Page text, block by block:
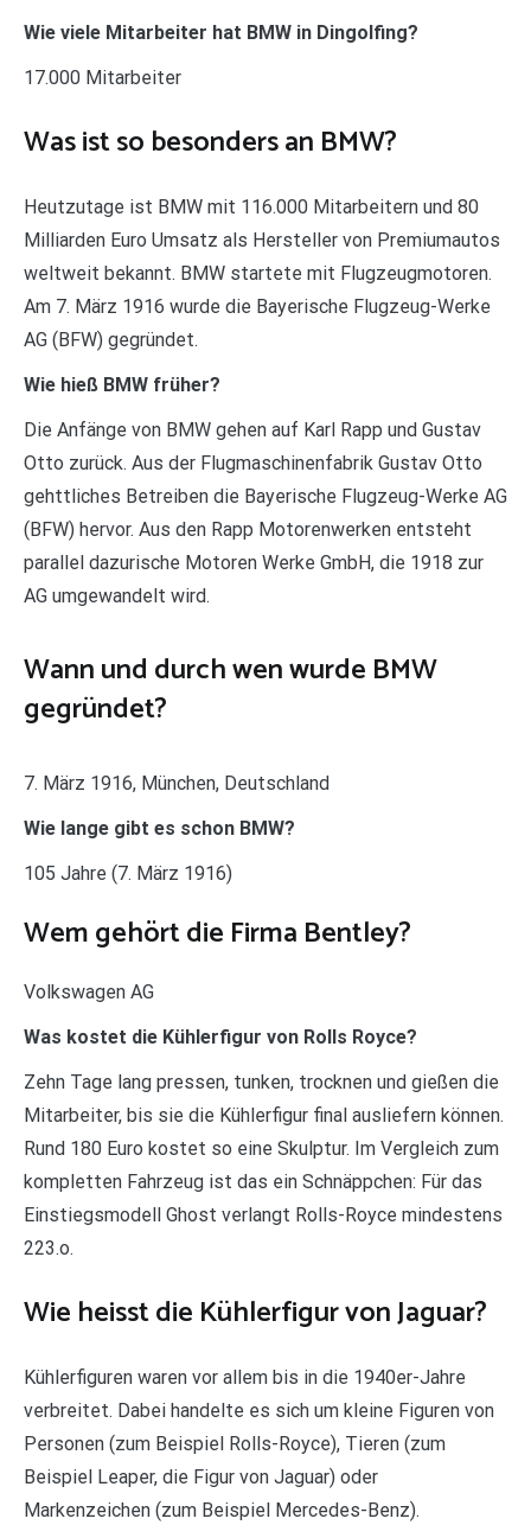
Wie viele Mitarbeiter hat BMW in Dingolfing?
17.000 Mitarbeiter
Was ist so besonders an BMW?
Heutzutage ist BMW mit 116.000 Mitarbeitern und 80
Milliarden Euro Umsatz als Hersteller von Premiumautos
weltweit bekannt. BMW startete mit Flugzeugmotoren.
Am 7. März 1916 wurde die Bayerische Flugzeug-Werke
AG (BFW) gegründet.
Wie hieß BMW früher?
Die Anfänge von BMW gehen auf Karl Rapp und Gustav
Otto zurück. Aus der Flugmaschinenfabrik Gustav Otto
gehttliches Betreiben die Bayerische Flugzeug-Werke AG
(BFW) hervor. Aus den Rapp Motorenwerken entsteht
parallel dazurische Motoren Werke GmbH, die 1918 zur
AG umgewandelt wird.
Wann und durch wen wurde BMW
gegründet?
7. März 1916, München, Deutschland
Wie lange gibt es schon BMW?
105 Jahre (7. März 1916)
Wem gehört die Firma Bentley?
Volkswagen AG
Was kostet die Kühlerfigur von Rolls Royce?
Zehn Tage lang pressen, tunken, trocknen und gießen die
Mitarbeiter, bis sie die Kühlerfigur final ausliefern können.
Rund 180 Euro kostet so eine Skulptur. Im Vergleich zum
kompletten Fahrzeug ist das ein Schnäppchen: Für das
Einstiegsmodell Ghost verlangt Rolls-Royce mindestens
223.o.
Wie heisst die Kühlerfigur von Jaguar?
Kühlerfiguren waren vor allem bis in die 1940er-Jahre
verbreitet. Dabei handelte es sich um kleine Figuren von
Personen (zum Beispiel Rolls-Royce), Tieren (zum
Beispiel Leaper, die Figur von Jaguar) oder
Markenzeichen (zum Beispiel Mercedes-Benz).